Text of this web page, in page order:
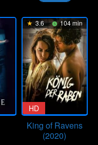
3.6 104 min
HD
King of Ravens
(2020)